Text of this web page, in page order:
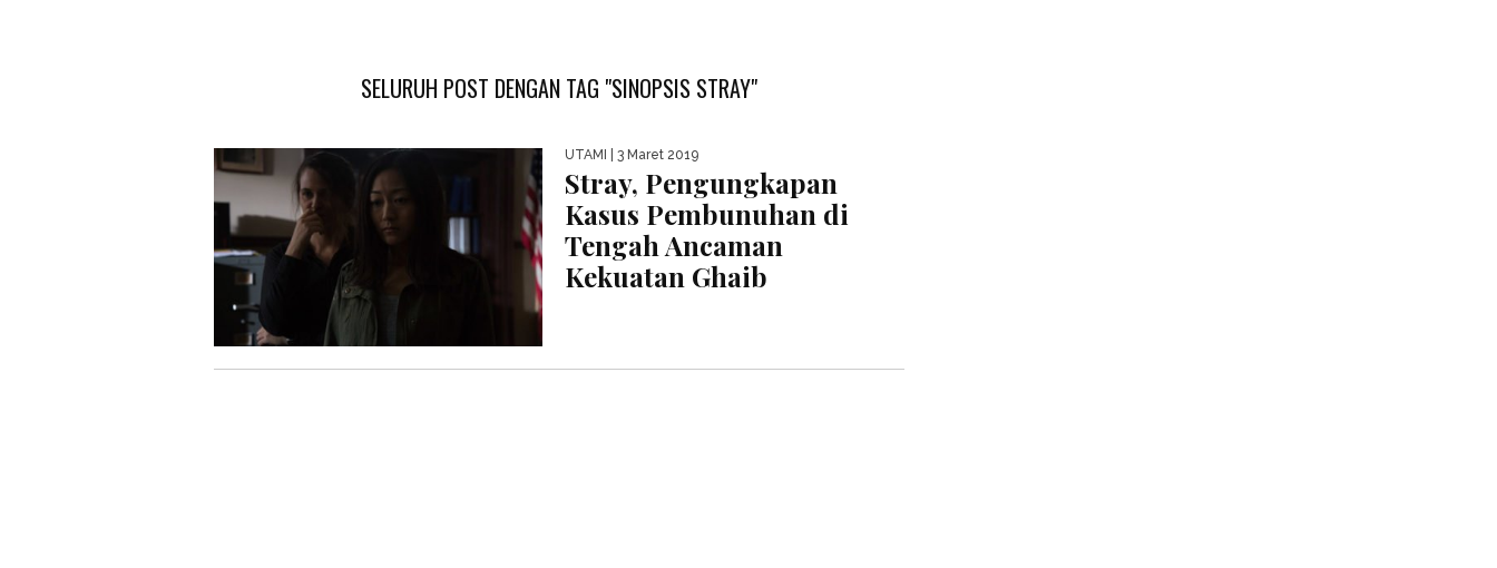
SELURUH POST DENGAN TAG "SINOPSIS STRAY"
UTAMI | 3 Maret 2019
Stray, Pengungkapan
Kasus Pembunuhan di
Tengah Ancaman
Kekuatan Ghaib